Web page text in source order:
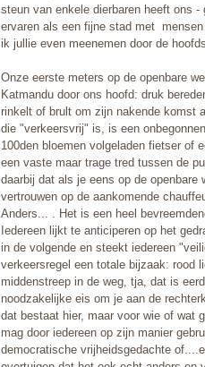
steun van enkele dierbaren heeft ons
ervaren als een fijne stad met
ik jullie even meenemen door de
Onze eerste meters op de openbare
Katmandu door ons hoofd: druk
rinkelt of brult om zijn nakende komst
die "verkeersvrij" is, is een
100den bloemen volgeladen fietser of
een vaste maar trage tred tussen de
daarbij dat als je eens op de
vertrouwen op de aankomende
Anders... . Het is een heel
Iedereen lijkt te anticiperen op het
in de volgende en steekt iedereen
verkeersregel een totale bijzaak: rood
middenstreep in de weg, tja, dat is
noodzakelijke eis om je aan de
dat bestaat hier, maar voor wie of wat
mag door iedereen op zijn manier
democratische vrijheidsgedachte